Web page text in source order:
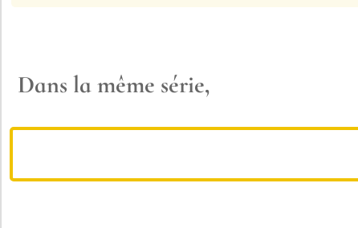
Dans la même série,